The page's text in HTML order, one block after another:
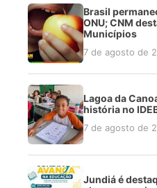
Brasil
ONU; CNM
Municípios
7 de agosto de
Lagoa da
história no
7 de agosto de
Jundiá é